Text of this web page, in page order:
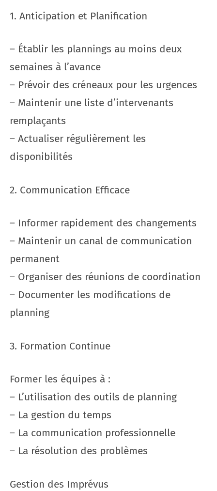
1. Anticipation et Planification
– Établir les plannings au moins deux
semaines à l’avance
– Prévoir des créneaux pour les urgences
– Maintenir une liste d’intervenants
remplaçants
– Actualiser régulièrement les
disponibilités
2. Communication Efficace
– Informer rapidement des changements
– Maintenir un canal de communication
permanent
– Organiser des réunions de coordination
– Documenter les modifications de
planning
3. Formation Continue
Former les équipes à :
– L’utilisation des outils de planning
– La gestion du temps
– La communication professionnelle
– La résolution des problèmes
Gestion des Imprévus